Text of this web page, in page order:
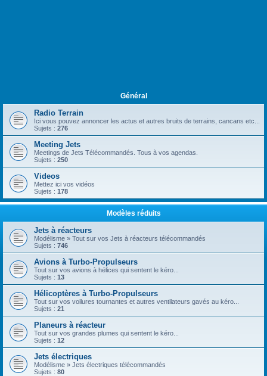
Général
Radio Terrain
Ici vous pouvez annoncer les actus et autres bruits de terrains, cancans etc...
Sujets : 276
Meeting Jets
Meetings de Jets Télécommandés. Tous à vos agendas.
Sujets : 250
Videos
Mettez ici vos vidéos
Sujets : 178
Modèles réduits
Jets à réacteurs
Modélisme » Tout sur vos Jets à réacteurs télécommandés
Sujets : 746
Avions à Turbo-Propulseurs
Tout sur vos avions à hélices qui sentent le kéro...
Sujets : 13
Hélicoptères à Turbo-Propulseurs
Tout sur vos voilures tournantes et autres ventilateurs gavés au kéro...
Sujets : 21
Planeurs à réacteur
Tout sur vos grandes plumes qui sentent le kéro...
Sujets : 12
Jets électriques
Modélisme » Jets électriques télécommandés
Sujets : 80